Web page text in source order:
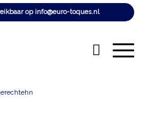
op info@euro-toques.nl